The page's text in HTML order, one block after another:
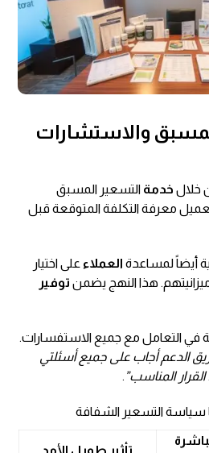
والاستشارات
خلال خدمة التسعير المسبق
معرفة التكلفة المتوقعة قبل
أيضاً لمساعدة العملاء على اختيار
هذا النهج يضمن توفير
في التعامل مع جميع الاستفسارات.
الدعم أجاب على جميع أسئلتي
المناسب” .
سياسة التسعير الشفافة
تأثير طويل الأمد